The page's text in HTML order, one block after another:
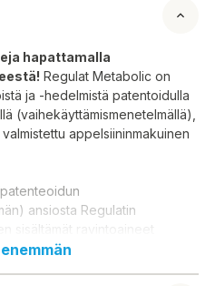
hapattamalla
Regulat Metabolic on
ja -hedelmistä patentoidulla
(vaihekäyttämismenetelmällä),
appelsiininmakuinen
ansiosta Regulatin
sisältämät ravintoaineet
jotta